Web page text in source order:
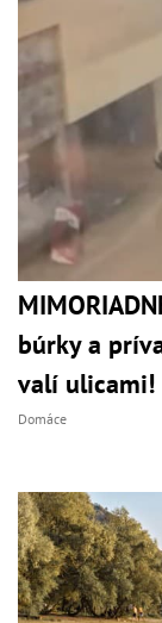
búrky a
valí ulicami!
Domáce